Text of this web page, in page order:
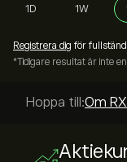
1D 1W
Registrera dig för
*Tidigare resultat är inte
Hoppa till:Om